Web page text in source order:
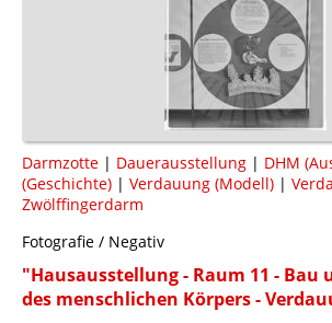
Darmzotte | Dauerausstellung | DHM
(Geschichte) | Verdauung (Modell) |
Zwölffingerdarm
Fotografie / Negativ
"Hausausstellung - Raum 11 - Bau
des menschlichen Körpers -